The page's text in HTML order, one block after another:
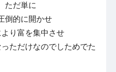
ただ単に
倒的に開かせ
り富を集中させ
ただけなのでしためでた